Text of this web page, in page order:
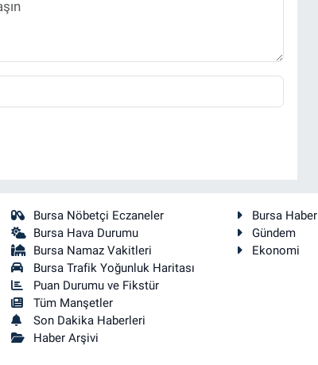
Bursa Nöbetçi Eczaneler
Bursa Hava Durumu
Bursa Namaz Vakitleri
Bursa Trafik Yoğunluk Haritası
Puan Durumu ve Fikstür
Tüm Manşetler
Son Dakika Haberleri
Haber Arşivi
Bursa Haber
Gündem
Ekonomi